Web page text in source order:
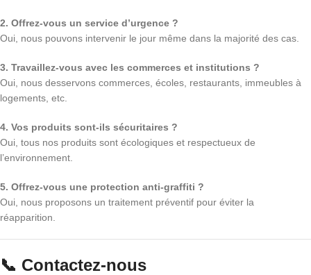
2. Offrez-vous un service d’urgence ?
Oui, nous pouvons intervenir le jour même dans la majorité des cas.
3. Travaillez-vous avec les commerces et institutions ?
Oui, nous desservons commerces, écoles, restaurants, immeubles à
logements, etc.
4. Vos produits sont-ils sécuritaires ?
Oui, tous nos produits sont écologiques et respectueux de
l’environnement.
5. Offrez-vous une protection anti-graffiti ?
Oui, nous proposons un traitement préventif pour éviter la
réapparition.
📞 Contactez-nous